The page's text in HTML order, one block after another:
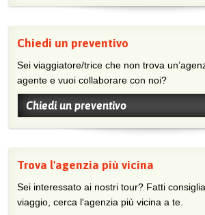
Chiedi un preventivo
Sei viaggiatore/trice che non trova un’agenzia vicina o sei
agente e vuoi collaborare con noi?
Chiedi un preventivo
Trova l'agenzia più vicina
Sei interessato ai nostri tour? Fatti
viaggio, cerca l'agenzia più vicina a te.